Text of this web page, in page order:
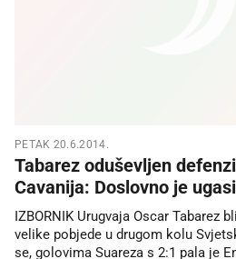
PETAK 20.6.2014.
Tabarez oduševljen
Cavanija: Doslovno je
IZBORNIK Urugvaja Oscar Tabarez
velike pobjede u drugom kolu
se, golovima Suareza s 2:1 pala je